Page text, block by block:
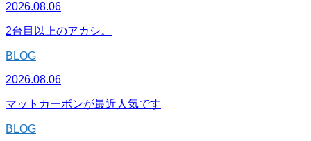
2026.08.06
2台目以上のアカシ。
BLOG
2026.08.06
マットカーボンが最近人気です
BLOG